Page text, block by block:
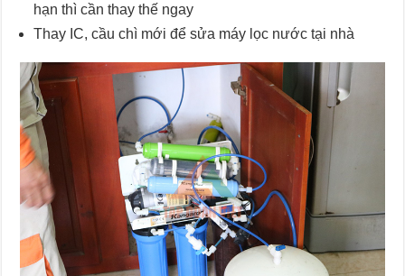
hạn thì cần thay thế ngay
Thay IC, cầu chì mới để sửa máy lọc nước tại nhà